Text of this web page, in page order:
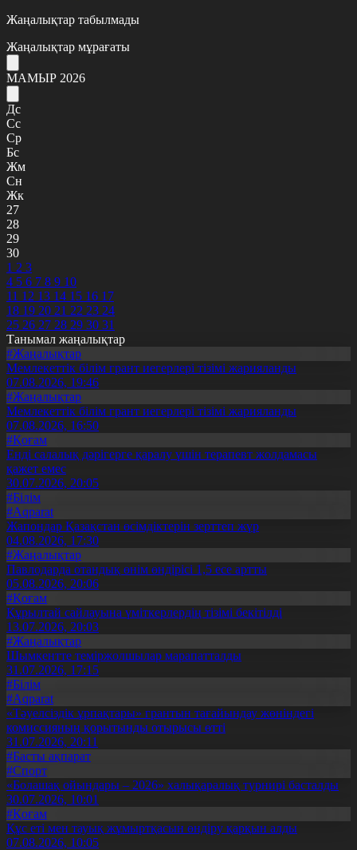
Жаңалықтар табылмады
Жаңалықтар мұрағаты
МАМЫР 2026
Дс
Сс
Ср
Бс
Жм
Сн
Жк
27
28
29
30
1 2 3
4 5 6 7 8 9 10
11 12 13 14 15 16 17
18 19 20 21 22 23 24
25 26 27 28 29 30 31
Танымал жаңалықтар
#Жаңалықтар
Мемлекеттік білім грант иегерлері тізімі жарияланды
07.08.2026, 19:46
#Жаңалықтар
Мемлекеттік білім грант иегерлері тізімі жарияланды
07.08.2026, 16:50
#Қоғам
Енді салалық дәрігерге қаралу үшін терапевт жолдамасы
қажет емес
30.07.2026, 20:05
#Білім
#Aqparat
Жапондар Қазақстан өсімдіктерін зерттеп жүр
04.08.2026, 17:30
#Жаңалықтар
Павлодарда отандық өнім өндірісі 1,5 есе артты
05.08.2026, 20:06
#Қоғам
Құрылтай сайлауына үміткерлердің тізімі бекітілді
13.07.2026, 20:03
#Жаңалықтар
Шымкентте теміржолшылар марапатталды
31.07.2026, 17:15
#Білім
#Aqparat
«Тәуелсіздік ұрпақтары» грантын тағайындау жөніндегі
комиссияның қорытынды отырысы өтті
31.07.2026, 20:11
#Басты ақпарат
#Спорт
«Болашақ ойындары – 2026» халықаралық турнирі басталды
30.07.2026, 10:01
#Қоғам
Құс еті мен тауық жұмыртқасын өндіру қарқын алды
07.08.2026, 10:05